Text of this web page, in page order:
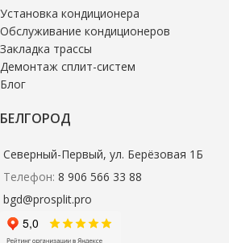
Установка кондиционера
Обслуживание кондиционеров
Закладка трассы
Демонтаж сплит-систем
Блог
БЕЛГОРОД
Северный-Первый, ул. Берёзовая 1Б
Телефон: 8 906 566 33 88
bgd@prosplit.pro